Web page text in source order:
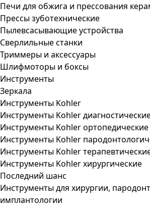
Печи для обжига и прессования
Прессы зуботехнические
Пылевсасывающие устройства
Сверлильные станки
Триммеры и аксессуары
Шлифмоторы и боксы
Инструменты
Зеркала
Инструменты Kohler
Инструменты Kohler
Инструменты Kohler ортопедические
Инструменты Kohler
Инструменты Kohler
Инструменты Kohler хирургические
Последний шанс
Инструменты для хирургии,
имплантологии